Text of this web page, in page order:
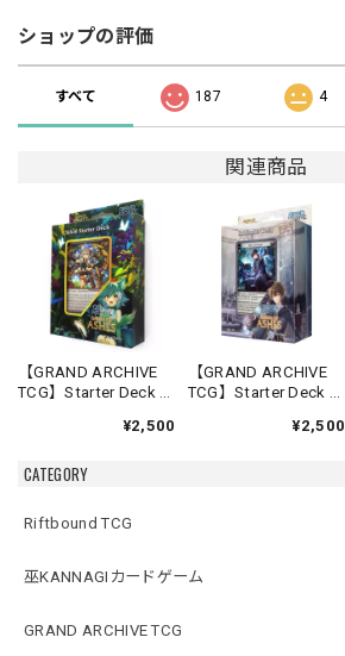
CATEGORY
Riftbound TCG
巫KANNAGIカードゲーム
GRAND ARCHIVE TCG
ショップの評価
すべて 187 4
関連商品
【GRAND ARCHIVE
TCG】Starter Deck -
Ashes】《英語版》
¥2,500
【GRAND ARCHIVE
TCG】Starter Deck -
Ashes】《英語版》
¥2,500